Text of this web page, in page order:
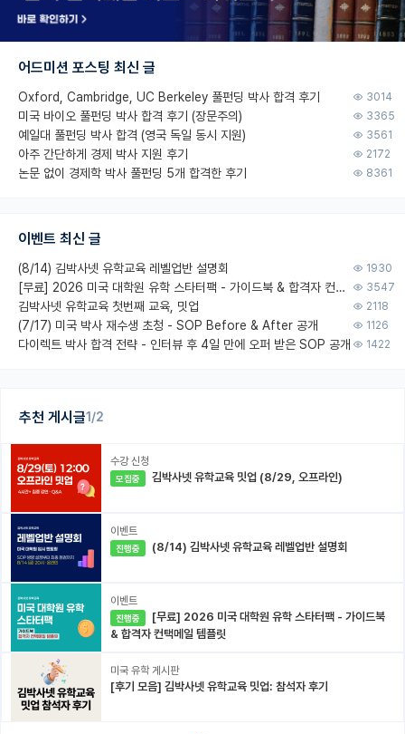
추천 게시글1/2
수강 신청
모집중 김박사넷 유학교육 밋업 (8/29, 오프라인)
이벤트
진행중 (8/14) 김박사넷 유학교육 레벨업반 설명회
이벤트
진행중
& 합격자 컨택메일 템플릿
미국 유학 게시판
[후기 모음] 김박사넷 유학교육 밋업: 참석자 후기
어드미션 포스팅 최신 글
Oxford, Cambridge, UC Berkeley 풀펀딩 박사 합격 후기 3014
미국 바이오 풀펀딩 박사 합격 후기 (장문주의) 3365
예일대 풀펀딩 박사 합격 (영국 독일 동시 지원) 3561
아주 간단하게 경제 박사 지원 후기 2172
논문 없이 경제학 박사 풀펀딩 5개 합격한 후기 8361
이벤트 최신 글
(8/14) 김박사넷 유학교육 레벨업반 설명회 1930
[무료] 2026 미국 대학원 유학 스타터팩 - 가이드북 & 합격자 컨택메일 템플릿 3547
김박사넷 유학교육 첫번째 교육, 밋업 2118
(7/17) 미국 박사 재수생 초청 - SOP Before & After 공개 1126
다이렉트 박사 합격 전략 - 인터뷰 후 4일 만에 오퍼 받은 SOP 공개 1422